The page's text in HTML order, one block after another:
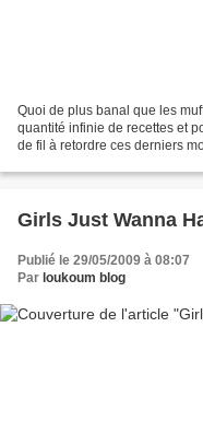
Quoi de plus banal que les
quantité infinie de recettes et
de fil à retordre ces derniers
Girls Just Wanna
Publié le 29/05/2009 à 08:07
Par loukoum blog